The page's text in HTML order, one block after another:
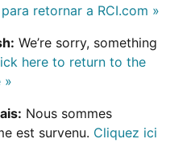
retornar a RCI.com »
We’re sorry, something
here to return to the
»
Nous sommes
est survenu. Cliquez ici